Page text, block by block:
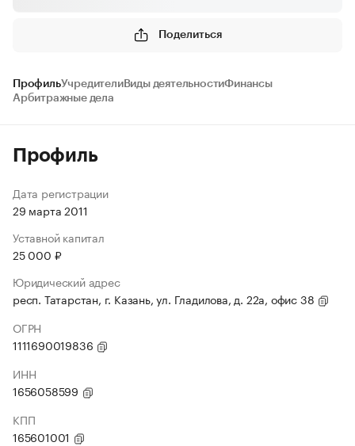
Поделиться
ПрофильУчредителиВиды деятельностиФинансы
Арбитражные дела
Профиль
Дата регистрации
29 марта 2011
Уставной капитал
25 000 ₽
Юридический адрес
респ. Татарстан, г. Казань, ул. Гладилова, д. 22а, офис 38
ОГРН
1111690019836
ИНН
1656058599
КПП
165601001